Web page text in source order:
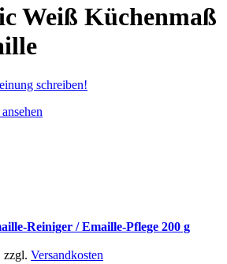
Weiß Küchenmaß
schreiben!
Reiniger / Emaille-Pflege 200 g
zzgl. Versandkosten